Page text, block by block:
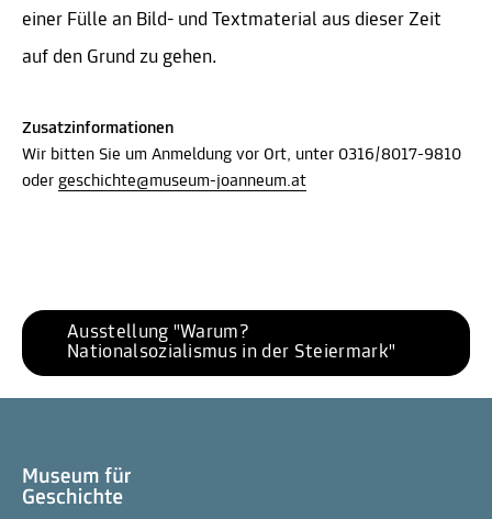
einer Fülle an Bild- und Textmaterial aus dieser Zeit
auf den Grund zu gehen.
Zusatzinformationen
Wir bitten Sie um Anmeldung vor Ort, unter 0316/8017-9810
oder geschichte@museum-joanneum.at
Ausstellung "Warum?
Nationalsozialismus in der Steiermark"